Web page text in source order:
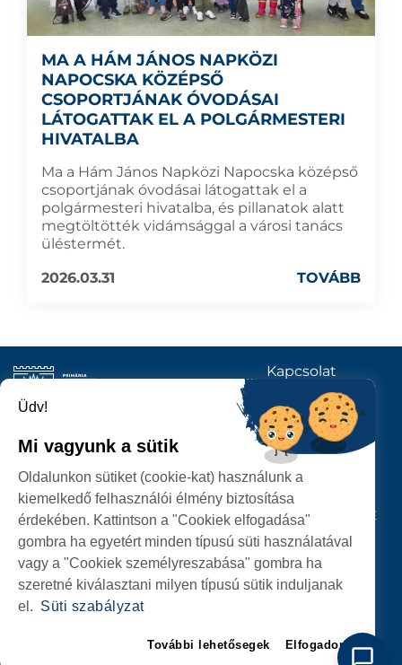
MA A HÁM JÁNOS NAPKÖZI
NAPOCSKA KÖZÉPSŐ
CSOPORTJÁNAK ÓVODÁSAI
LÁTOGATTAK EL A POLGÁRMESTERI
HIVATALBA
Ma a Hám János Napközi Napocska középső
csoportjának óvodásai látogattak el a
polgármesteri hivatalba, és pillanatok alatt
megtöltötték vidámsággal a városi tanács
üléstermét.
2026.03.31
TOVÁBB
SZEMÉLYES ADATOK VÉDELME
SZATMÁRNÉMETI
POLGÁRMESTERI HIVATAL
P-ȚA 25 OCTOMBRIE, NR. 1 CORP M, 440026 SATU MARE
Kapcsolat
KÖVESSENEK
Üdv!
Mi vagyunk a sütik
Oldalunkon sütiket (cookie-kat) használunk a
kiemelkedő felhasználói élmény biztosítása
érdekében. Kattintson a "Cookiek elfogadása"
gombra ha egyetért minden típusú süti használatával
vagy a "Cookiek személyreszabása" gombra ha
szeretné kiválasztani milyen típusú sütik induljanak
el. Süti szabályzat
További lehetősegek Elfogadom